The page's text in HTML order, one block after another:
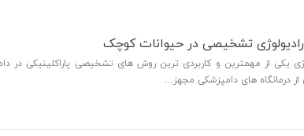
رادیولوژی تشخیصی در حیوانات کوچک
یکی از مهمترین و کاربردی ترین روش های تشخیصی پاراکلینیکی در
از درمانگاه های دامپزشکی مجهز…